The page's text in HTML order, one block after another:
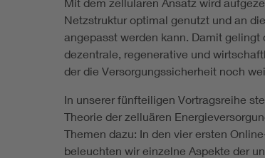
Netzstruktur optimal genutzt und an
angepasst werden kann. Damit gelingt
dezentrale, regenerative und
der die Versorgungssicherheit noch
In unserer fünfteiligen Vortragsreihe
Theorie der zelluären
Themen dazu: In den vier ersten
beleuchten wir einzelne Aspekte der